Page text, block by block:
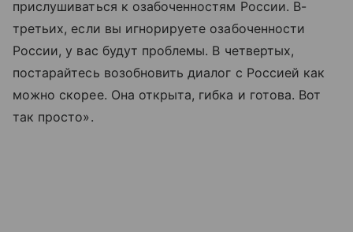
прислушиваться к озабоченностям России. В-
третьих, если вы игнорируете озабоченности
России, у вас будут проблемы. В четвертых,
постарайтесь возобновить диалог с Россией как
можно скорее. Она открыта, гибка и готова. Вот
так просто».